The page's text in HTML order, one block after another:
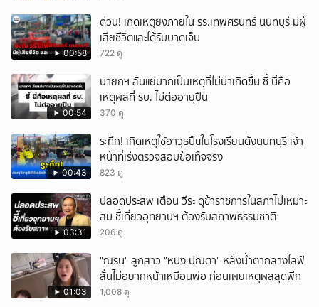
00:58
ด่วน! เกิดเหตุยิงภายใน รร.เทพศิรินทร์ นนทบุรี มีผู้
เสียชีวิตและได้รับบาดเจ็บ
722 ดู
00:54
นายกฯ ลั่นแย่มากเป็นเหตุที่ไม่น่าเกิดขึ้น ชี้ นี่คือ
เหตุผลที่ รบ. ไม่ต่ออายุปืน
370 ดู
00:43
ระทึก! เกิดเหตุใช้อาวุธปืuในโรงเรียนดังนนทบุรี เจ้า
หน้าที่เร่งตรวจสอบข้อเท็จจริง
823 ดู
03:31
ปลอดประสพ เตือน วีระ ดุข้าราชการในสภาไม่เหมาะ
สม ชี้เที่ยวอุทยานฯ ต้องรับสภาพธรรมชาติ
206 ดู
01:03
"ณิริน" ลูกสาว "หนิง ปณิตา" หลั่งน้ำตากลางไลฟ์
ลั่นไม่อยากหน้าเหมือนพ่อ ก่อนเผยเหตุผลสุดพีก
1,008 ดู